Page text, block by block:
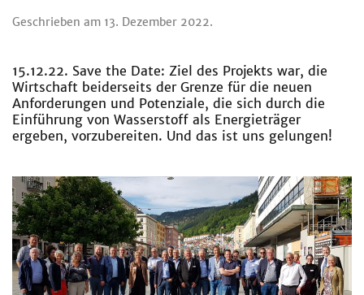
Geschrieben am 13. Dezember 2022.
15.12.22. Save the Date: Ziel des Projekts war, die
Wirtschaft beiderseits der Grenze für die neuen
Anforderungen und Potenziale, die sich durch die
Einführung von Wasserstoff als Energieträger
ergeben, vorzubereiten. Und das ist uns gelungen!